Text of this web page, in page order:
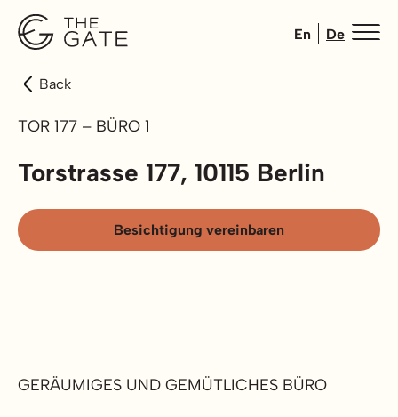
En De
Back
TOR 177 – BÜRO 1
Torstrasse 177, 10115 Berlin
Besichtigung vereinbaren
GERÄUMIGES UND GEMÜTLICHES BÜRO